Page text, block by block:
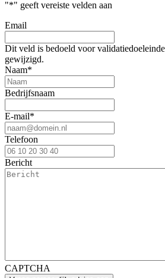
"*" geeft vereiste velden aan
Email
Dit veld is bedoeld voor
gewijzigd.
Naam*
Bedrijfsnaam
E-mail*
Telefoon
Bericht
CAPTCHA